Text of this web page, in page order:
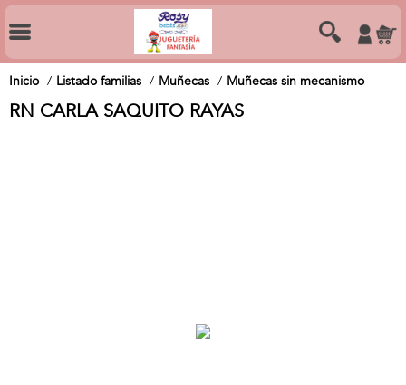
Inicio Listado familias Muñecas Muñecas sin mecanismo
RN CARLA SAQUITO RAYAS